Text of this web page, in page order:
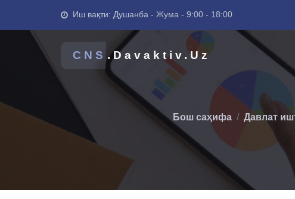
Иш вақти: Душанба - Жума - 9:00 - 18:00
CNS .Davaktiv.Uz
Бош саҳифа Давлат